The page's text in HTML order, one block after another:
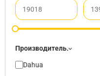
Производитель.
Dahua